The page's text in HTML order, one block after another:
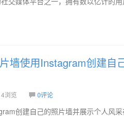
墙使用Instagram创建自
4浏览 0评论
创建自己的照片墙并展示个人风